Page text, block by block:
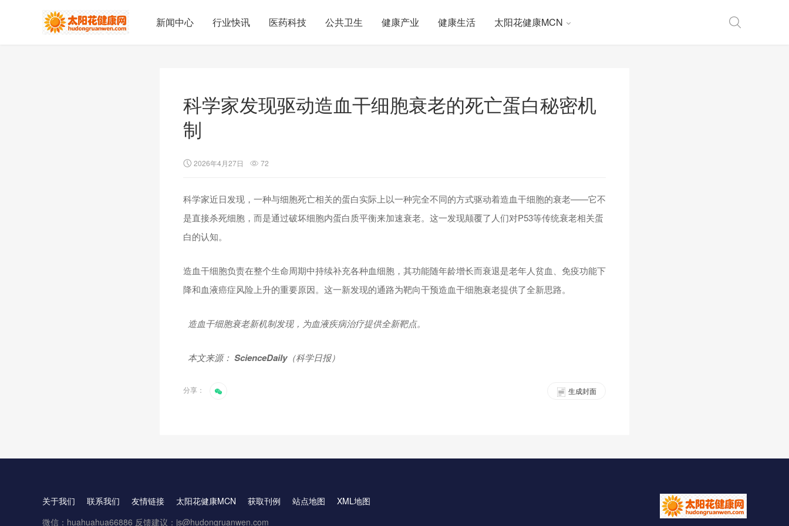
新闻中心 行业快讯 医药科技 公共卫生 健康产业 健康生活 太阳花健康MCN
科学家发现驱动造血干细胞衰老的死亡蛋白秘密机
制
2026年4月27日 72
科学家近日发现，一种与细胞死亡相关的蛋白实际上以一种完全不同的方式驱动着造血干细胞的衰老——它不
是直接杀死细胞，而是通过破坏细胞内蛋白质平衡来加速衰老。这一发现颠覆了人们对P53等传统衰老相关蛋
白的认知。
造血干细胞负责在整个生命周期中持续补充各种血细胞，其功能随年龄增长而衰退是老年人贫血、免疫功能下
降和血液癌症风险上升的重要原因。这一新发现的通路为靶向干预造血干细胞衰老提供了全新思路。
造血干细胞衰老新机制发现，为血液疾病治疗提供全新靶点。
本文来源： ScienceDaily（科学日报）
分享： 生成封面
关于我们 联系我们 友情链接 太阳花健康MCN 获取刊例 站点地图
XML地图
微信：huahuahua66886 反馈建议：js@hudongruanwen.com